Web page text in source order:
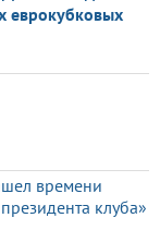
еврокубковых
времени
клуба»